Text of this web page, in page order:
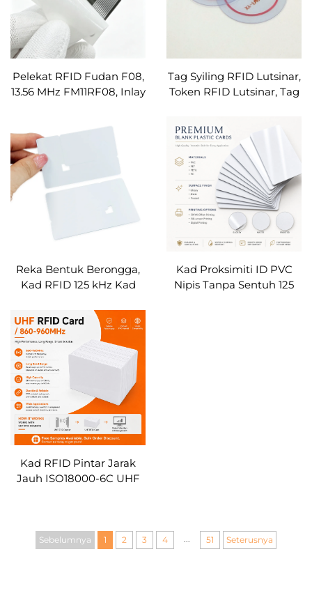
Pelekat RFID Fudan F08,
13.56 MHz FM11RF08, Inlay
logam berbentuk segi
Tag Syiling RFID Lutsinar,
Token RFID Lutsinar, Tag
Reka Bentuk Berongga,
Kad RFID 125 kHz Kad
dan Dilepaskan daripada
PVC, Kad Masuk NFC
untuk Acara, Konsert, dan
Festival
Kad Proksimiti ID PVC
Nipis Tanpa Sentuh 125
Kad RFID Pintar Jarak
Jauh ISO18000-6C UHF
Sebelumnya 1 2 3 4 51 Seterusnya